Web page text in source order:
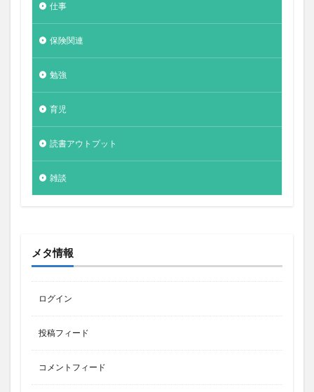
仕事
保険関連
勉強
育児
読書アウトプット
雑談
メタ情報
ログイン
投稿フィード
コメントフィード